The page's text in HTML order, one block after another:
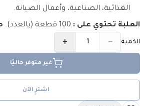
الغذائية، الصناعية، وأعمال الصيانة.
العلبة تحتوي على :
الكمية −
+
غير متوفر حاليًا
اشترِ الآن